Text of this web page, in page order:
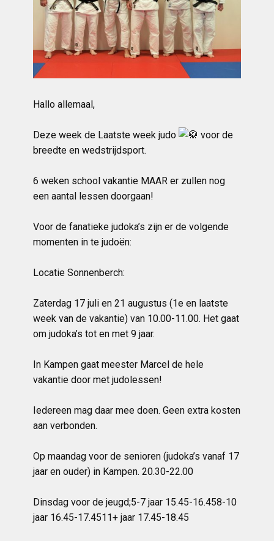
Hallo allemaal,
Deze week de Laatste week judo
voor de
breedte en wedstrijdsport.
6 weken school vakantie MAAR er zullen nog
een aantal lessen doorgaan!
Voor de fanatieke judoka’s zijn er de volgende
momenten in te judoën:
Locatie Sonnenberch:
Zaterdag 17 juli en 21 augustus (1e en laatste
week van de vakantie) van 10.00-11.00. Het gaat
om judoka’s tot en met 9 jaar.
In Kampen gaat meester Marcel de hele
vakantie door met judolessen!
Iedereen mag daar mee doen. Geen extra kosten
aan verbonden.
Op maandag voor de senioren (judoka’s vanaf 17
jaar en ouder) in Kampen. 20.30-22.00
Dinsdag voor de jeugd;5-7 jaar 15.45-16.458-10
jaar 16.45-17.4511+ jaar 17.45-18.45